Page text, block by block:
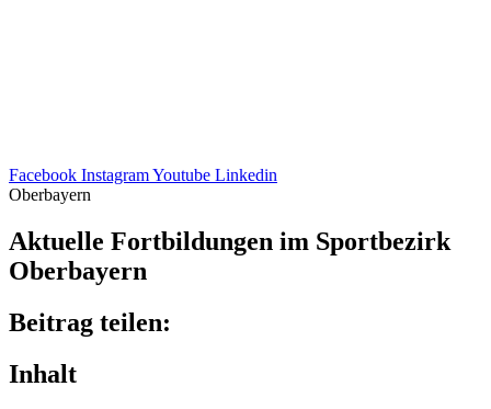
Facebook InstagramYoutube Linkedin
Oberbayern
Aktu­elle Fort­bil­dun­gen im Sport­be­zirk
Oberbayern
Beitrag teilen:
Inhalt